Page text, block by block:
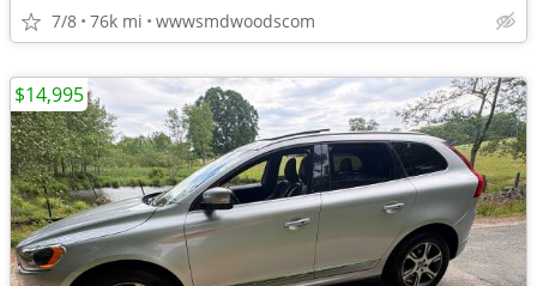
7/8 76k mi wwwsmdwoodscom
$14,995